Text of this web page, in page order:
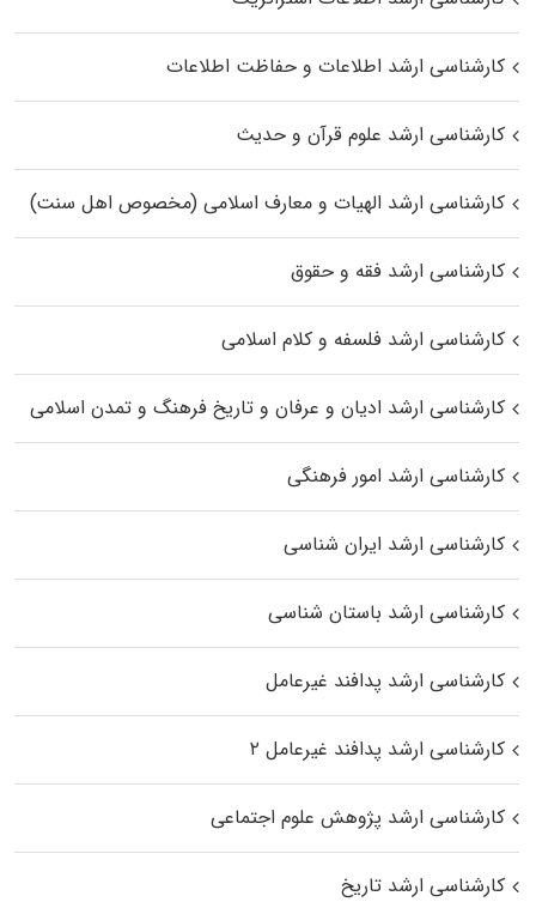
کارشناسی ارشد اطلاعات و حفاظت اطلاعات
کارشناسی ارشد علوم قرآن و حدیث
کارشناسی ارشد الهیات و معارف اسلامی (مخصوص اهل سنت)
کارشناسی ارشد فقه و حقوق
کارشناسی ارشد فلسفه و کلام اسلامی
کارشناسی ارشد ادیان و عرفان و تاریخ فرهنگ و تمدن اسلامی
کارشناسی ارشد امور فرهنگی
کارشناسی ارشد ایران شناسی
کارشناسی ارشد باستان شناسی
کارشناسی ارشد پدافند غیرعامل
کارشناسی ارشد پدافند غیرعامل ۲
کارشناسی ارشد پژوهش علوم اجتماعی
کارشناسی ارشد تاریخ